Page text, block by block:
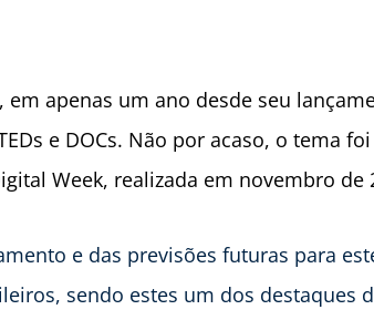
apenas um ano desde seu
e DOCs. Não por acaso, o tema
Week, realizada em novembro de
e das previsões futuras para
sendo estes um dos destaques